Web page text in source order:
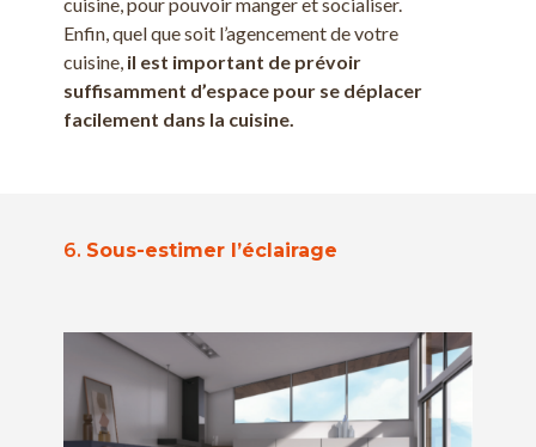
Enfin, quel que soit l’agencement de votre
cuisine, il est important de prévoir
suffisamment d’espace pour se déplacer
facilement dans la cuisine.
6. Sous-estimer l’éclairage